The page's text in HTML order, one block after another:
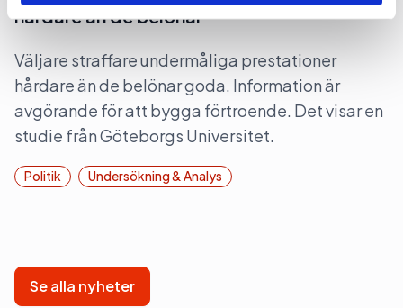
hårdare än de belönar
Väljare straffare undermåliga prestationer
hårdare än de belönar goda. Information är
avgörande för att bygga förtroende. Det visar en
studie från Göteborgs Universitet.
Politik Undersökning & Analys
Se alla nyheter